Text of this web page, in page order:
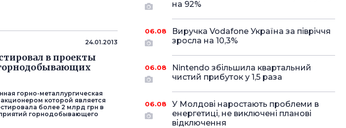
24.01.2013
в проекты
горно-металлургическая
которой является
более 2 млрд грн в
горнодобывающего
на 92%
06.08
Виручка Vodafone Україна за півріччя
зросла на 10,3%
06.08
Nintendo збільшила квартальний
чистий прибуток у 1,5 раза
06.08
У Молдові наростають проблеми в
енергетиці, не виключені планові
відключення